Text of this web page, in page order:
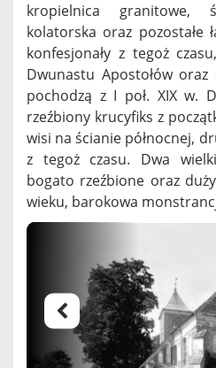
kropielnica granitowe,
kolatorska oraz pozostałe
konfesjonały z tegoż
Dwunastu Apostołów
pochodzą z I poł. XIX w.
rzeźbiony krucyfiks z
wisi na ścianie północnej,
z tegoż czasu. Dwa
bogato rzeźbione oraz
wieku, barokowa